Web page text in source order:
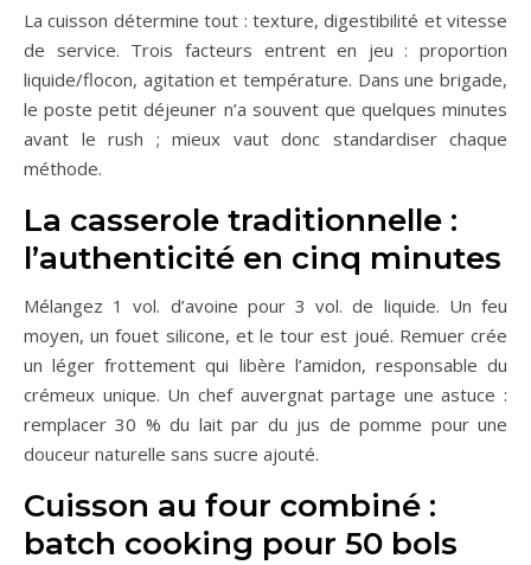
La cuisson détermine tout : texture, digestibilité et vitesse
de service. Trois facteurs entrent en jeu : proportion
liquide/flocon, agitation et température. Dans une brigade,
le poste petit déjeuner n’a souvent que quelques minutes
avant le rush ; mieux vaut donc standardiser chaque
méthode.
La casserole traditionnelle :
l’authenticité en cinq minutes
Mélangez 1 vol. d’avoine pour 3 vol. de liquide. Un feu
moyen, un fouet silicone, et le tour est joué. Remuer crée
un léger frottement qui libère l’amidon, responsable du
crémeux unique. Un chef auvergnat partage une astuce :
remplacer 30 % du lait par du jus de pomme pour une
douceur naturelle sans sucre ajouté.
Cuisson au four combiné :
batch cooking pour 50 bols